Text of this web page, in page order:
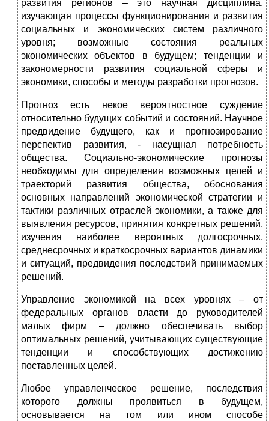
развития регионов – это научная дисциплина,
изучающая процессы функционирования и развития
социальных и экономических систем различного
уровня; возможные состояния реальных
экономических объектов в будущем; тенденции и
закономерности развития социальной сферы и
экономики, способы и методы разработки прогнозов.
Прогноз есть некое вероятностное суждение
относительно будущих событий и состояний. Научное
предвидение будущего, как и прогнозирование
перспектив развития, - насущная потребность
общества. Социально-экономические прогнозы
необходимы для определения возможных целей и
траекторий развития общества, обоснования
основных направлений экономической стратегии и
тактики различных отраслей экономики, а также для
выявления ресурсов, принятия конкретных решений,
изучения наиболее вероятных долгосрочных,
среднесрочных и краткосрочных вариантов динамики
и ситуаций, предвидения последствий принимаемых
решений.
Управление экономикой на всех уровнях – от
федеральных органов власти до руководителей
малых фирм – должно обеспечивать выбор
оптимальных решений, учитывающих существующие
тенденции и способствующих достижению
поставленных целей.
Любое управленческое решение, последствия
которого должны проявиться в будущем,
основывается на том или ином способе